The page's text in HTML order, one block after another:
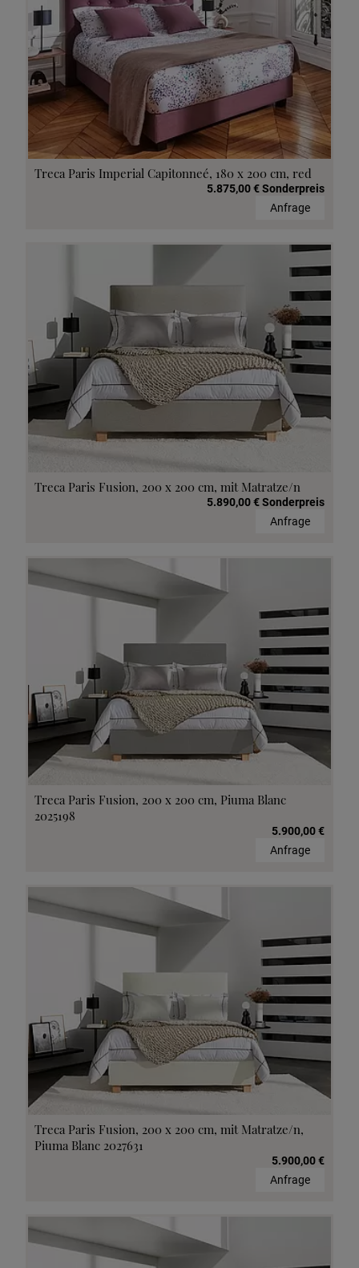
Treca Paris Imperial Capitonneé, 180 x 200 cm, red
5.875,00 € Sonderpreis
Anfrage
Treca Paris Fusion, 200 x 200 cm, mit Matratze/n
5.890,00 € Sonderpreis
Anfrage
Treca Paris Fusion, 200 x 200 cm, Piuma Blanc
2025198
5.900,00 €
Anfrage
Treca Paris Fusion, 200 x 200 cm, mit Matratze/n,
Piuma Blanc 2027631
5.900,00 €
Anfrage